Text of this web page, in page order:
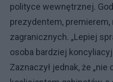
polityce wewnętrznej.
prezydentem,
zagranicznych. „Lepiej
osoba bardziej
Zaznaczył jednak, że „nie